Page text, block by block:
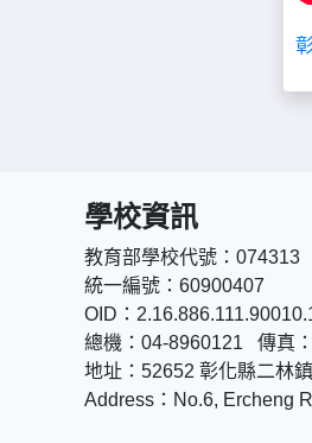
學校資訊
教育部學校代號：074313
統一編號：60900407
OID：
總機：04-8960121 傳真
地址：52652 彰化縣二林
Address：No.6, Ercheng